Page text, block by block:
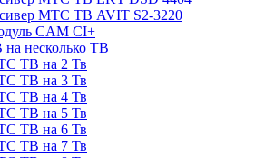
МТС ТВ AVIT S2-3220
CAM CI+
несколько ТВ
ТВ на 2 Тв
ТВ на 3 Тв
ТВ на 4 Тв
ТВ на 5 Тв
ТВ на 6 Тв
ТВ на 7 Тв